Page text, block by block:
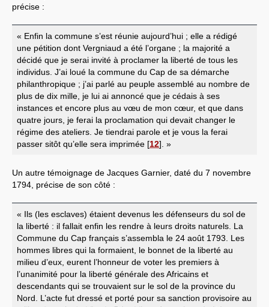
précise :
« Enfin la commune s’est réunie aujourd’hui ; elle a rédigé
une pétition dont Vergniaud a été l’organe ; la majorité a
décidé que je serai invité à proclamer la liberté de tous les
individus. J’ai loué la commune du Cap de sa démarche
philanthropique ; j’ai parlé au peuple assemblé au nombre de
plus de dix mille, je lui ai annoncé que je cédais à ses
instances et encore plus au vœu de mon cœur, et que dans
quatre jours, je ferai la proclamation qui devait changer le
régime des ateliers. Je tiendrai parole et je vous la ferai
passer sitôt qu’elle sera imprimée [12] . »
Un autre témoignage de Jacques Garnier, daté du 7 novembre
1794, précise de son côté :
« Ils (les esclaves) étaient devenus les défenseurs du sol de
la liberté : il fallait enfin les rendre à leurs droits naturels. La
Commune du Cap français s’assembla le 24 août 1793. Les
hommes libres qui la formaient, le bonnet de la liberté au
milieu d’eux, eurent l’honneur de voter les premiers à
l’unanimité pour la liberté générale des Africains et
descendants qui se trouvaient sur le sol de la province du
Nord. L’acte fut dressé et porté pour sa sanction provisoire au